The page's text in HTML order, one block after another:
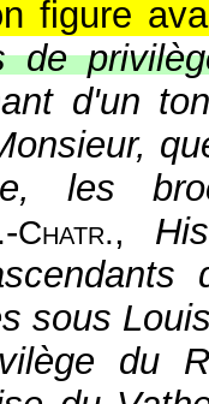
figure
de
d'un
les
-Chatr.,
sous
du